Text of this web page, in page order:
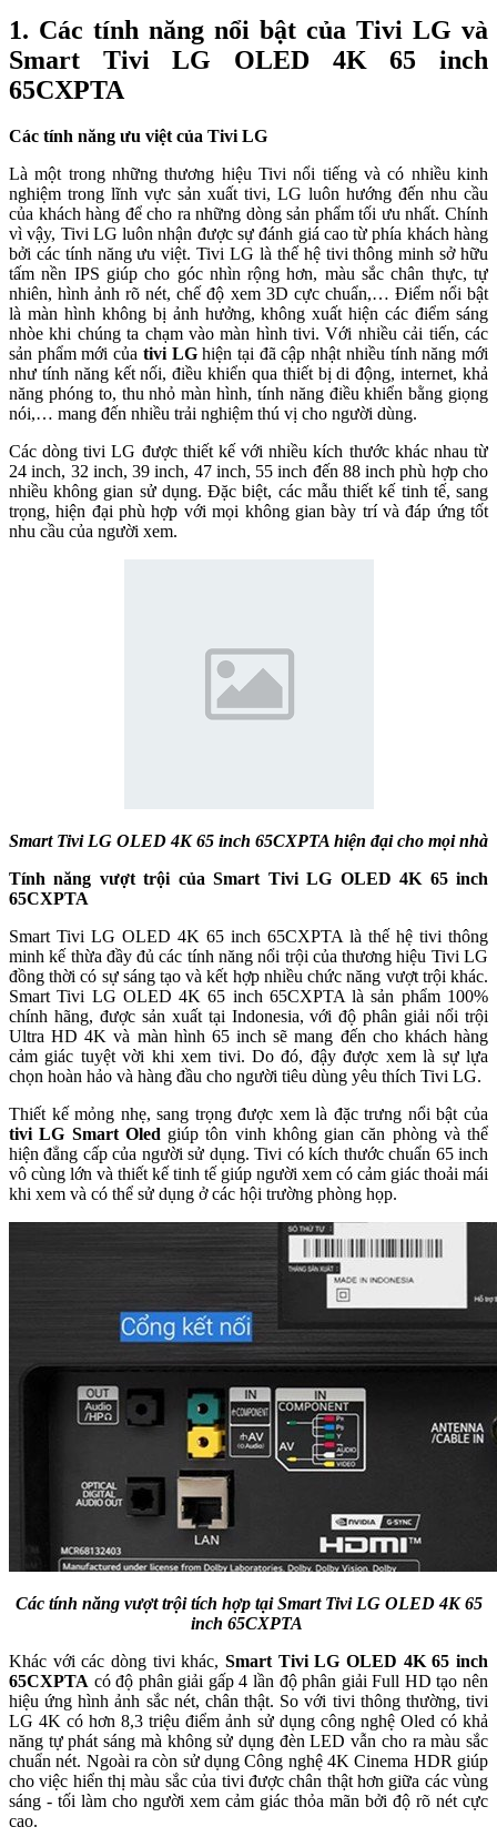
1. Các tính năng nổi bật của Tivi LG và
Smart Tivi LG OLED 4K 65 inch
65CXPTA
Các tính năng ưu việt của Tivi LG
Là một trong những thương hiệu Tivi nổi tiếng và có nhiều kinh
nghiệm trong lĩnh vực sản xuất tivi, LG luôn hướng đến nhu cầu
của khách hàng để cho ra những dòng sản phẩm tối ưu nhất. Chính
vì vậy, Tivi LG luôn nhận được sự đánh giá cao từ phía khách hàng
bởi các tính năng ưu việt. Tivi LG là thế hệ tivi thông minh sở hữu
tấm nền IPS giúp cho góc nhìn rộng hơn, màu sắc chân thực, tự
nhiên, hình ảnh rõ nét, chế độ xem 3D cực chuẩn,… Điểm nổi bật
là màn hình không bị ảnh hưởng, không xuất hiện các điểm sáng
nhòe khi chúng ta chạm vào màn hình tivi. Với nhiều cải tiến, các
sản phẩm mới của tivi LGhiện tại đã cập nhật nhiều tính năng mới
như tính năng kết nối, điều khiển qua thiết bị di động, internet, khả
năng phóng to, thu nhỏ màn hình, tính năng điều khiển bằng giọng
nói,… mang đến nhiều trải nghiệm thú vị cho người dùng.
Các dòng tivi LG được thiết kế với nhiều kích thước khác nhau từ
24 inch, 32 inch, 39 inch, 47 inch, 55 inch đến 88 inch phù hợp cho
nhiều không gian sử dụng. Đặc biệt, các mẫu thiết kế tinh tế, sang
trọng, hiện đại phù hợp với mọi không gian bày trí và đáp ứng tốt
nhu cầu của người xem.
Smart Tivi LG OLED 4K 65 inch 65CXPTA hiện đại cho mọi nhà
Tính năng vượt trội của Smart Tivi LG OLED 4K 65 inch
65CXPTA
Smart Tivi LG OLED 4K 65 inch 65CXPTA là thế hệ tivi thông
minh kế thừa đầy đủ các tính năng nổi trội của thương hiệu Tivi LG
đồng thời có sự sáng tạo và kết hợp nhiều chức năng vượt trội khác.
chính hãng, được sản xuất tại Indonesia, với độ phân giải nổi trội
Ultra HD 4K và màn hình 65 inch sẽ mang đến cho khách hàng
cảm giác tuyệt vời khi xem tivi. Do đó, đậy được xem là sự lựa
chọn hoàn hảo và hàng đầu cho người tiêu dùng yêu thích Tivi LG.
giúp tôn vinh không gian căn phòng và thể
hiện đẳng cấp của người sử dụng. Tivi có kích thước chuẩn 65 inch
vô cùng lớn và thiết kế tinh tế giúp người xem có cảm giác thoải mái
khi xem và có thể sử dụng ở các hội trường phòng họp.
Các tính năng vượt trội tích hợp tại Smart Tivi LG OLED 4K 65
inch 65CXPTA
Khác với các dòng tivi khác,Smart Tivi LG OLED 4K 65 inch
65CXPTAcó độ phân giải gấp 4 lần độ phân giải Full HD tạo nên
hiệu ứng hình ảnh sắc nét, chân thật. So với tivi thông thường, tivi
LG 4K có hơn 8,3 triệu điểm ảnh sử dụng công nghệ Oled có khả